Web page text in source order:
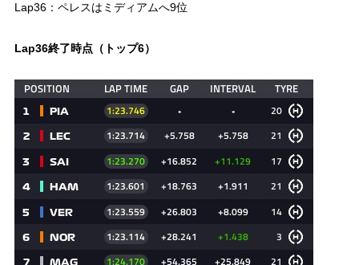
Lap36：ペレスはミディアムへ9位
Lap36終了時点（トップ6）